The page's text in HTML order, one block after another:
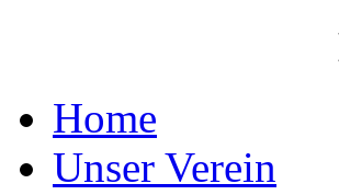
Home
Unser Verein